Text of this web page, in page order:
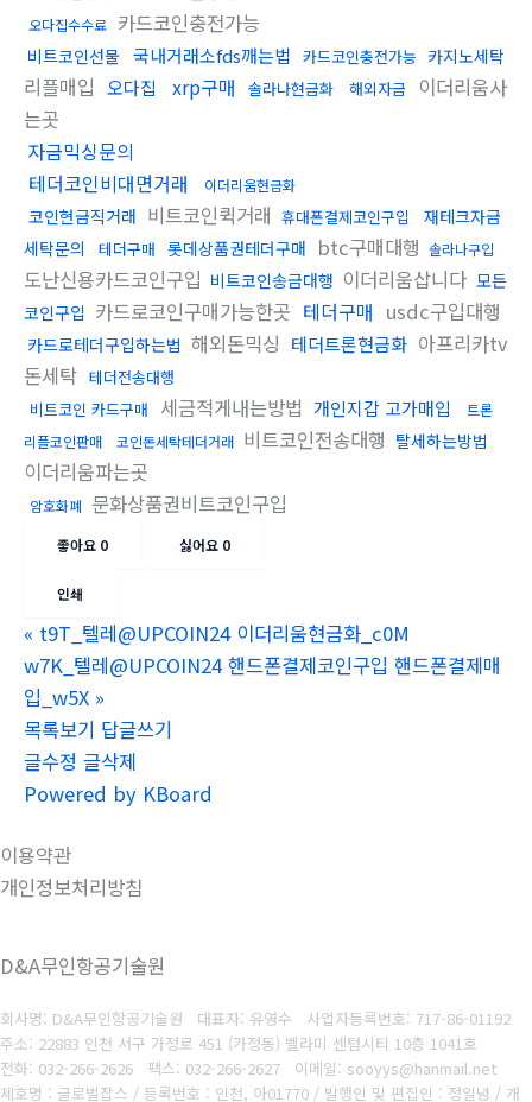
오다집수수료 카드코인충전가능
비트코인선물 국내거래소fds깨는법 카드코인충전가능 카지노세탁
리플매입 오다집 xrp구매 솔라나현금화 해외자금
이더리움사
는곳
자금믹싱문의
테더코인비대면거래
이더리움현금화
코인현금직거래 비트코인퀵거래 휴대폰결제코인구입
재테크자금
세탁문의
테더구매 롯데상품권테더구매 btc구매대행 솔라나구입
도난신용카드코인구입 비트코인송금대행 이더리움삽니다 모든
코인구입 카드로코인구매가능한곳 테더구매 usdc구입대행
카드로테더구입하는법 해외돈믹싱 테더트론현금화 아프리카tv
돈세탁 테더전송대행
비트코인 카드구매
세금적게내는방법 개인지갑 고가매입
트론
리플코인판매
코인돈세탁테더거래 비트코인전송대행 탈세하는방법
이더리움파는곳
암호화폐 문화상품권비트코인구입
좋아요 0 싫어요 0
인쇄
« t9T_텔레@UPCOIN24 이더리움현금화_c0M
w7K_텔레@UPCOIN24 핸드폰결제코인구입 핸드폰결제매
입_w5X »
목록보기 답글쓰기
글수정 글삭제
Powered by KBoard
이용약관
개인정보처리방침
D&A무인항공기술원
회사명: D&A무인항공기술원 대표자: 유영수 사업자등록번호: 717-86-01192
주소: 22883 인천 서구 가정로 451 (가정동) 벨라미 센텀시티 10층 1041호
전화: 032-266-2626
팩스: 032-266-2627
이메일: sooyys@hanmail.net
제호명 : 글로벌잡스 / 등록번호 : 인천, 아01770 / 발행인 및 편집인 : 정일녕 / 개